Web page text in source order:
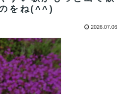
をね(^^)
2026.07.06